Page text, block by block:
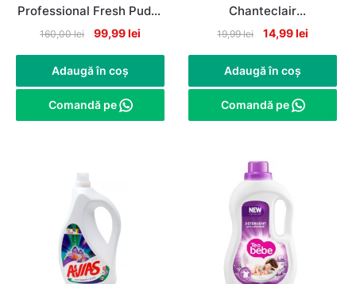
Professional Fresh Pudra
Automat, 67 de spalari,
160,00lei
Original
was:
160,00 lei.
99,99lei
99,99 lei.
Adaugă în coș
Comandă pe
Chanteclair
multifunctional 625ml
19,99lei
Original
was:
19,99 lei.
14,99lei
14,99 lei.
Adaugă în coș
Comandă pe